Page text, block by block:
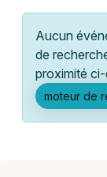
Grands
Activité &
Foires &
Lille
Lyon
Marseille
Mulhouse
Aucun
de
proximité
moteur de
Aujourd'hui